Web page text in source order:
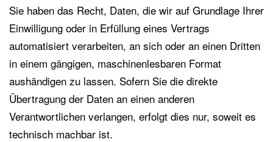
Sie haben das Recht, Daten, die wir auf Grundlage Ihrer
Einwilligung oder in Erfüllung eines Vertrags
automatisiert verarbeiten, an sich oder an einen Dritten
in einem gängigen, maschinenlesbaren Format
aushändigen zu lassen. Sofern Sie die direkte
Übertragung der Daten an einen anderen
Verantwortlichen verlangen, erfolgt dies nur, soweit es
technisch machbar ist.